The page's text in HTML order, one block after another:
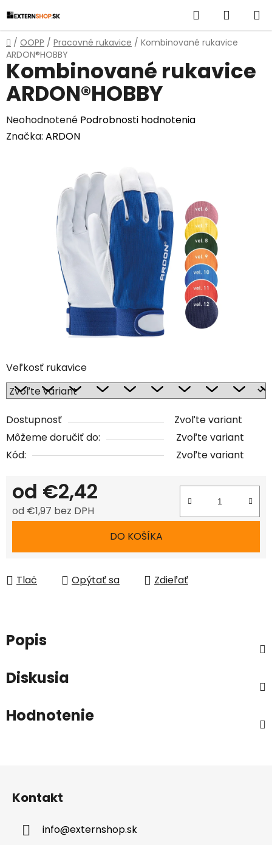
na
obsah
Hľadať
KOŠÍK
Domov
/ OOPP / Pracovné rukavice / Kombinované rukavice
ARDON®HOBBY
Veľkosť rukavice
Dostupnosť
Zvoľte variant
Môžeme doručiť do:
Zvoľte variant
Kód:
Zvoľte variant
od €2,42
od €1,97 bez DPH
DO KOŠÍKA
Tlač Opýtať sa Zdieľať
Kombinované rukavice
ARDON®HOBBY
Priemerné
hodnotenie
hviezdičiek.
Neohodnotené Podrobnosti hodnotenia
Značka: ARDON
Popis
Diskusia
Hodnotenie
Kontakt
info@externshop.sk